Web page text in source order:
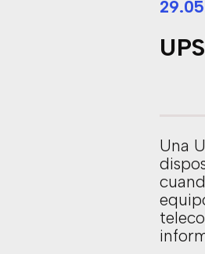
UPS
Una